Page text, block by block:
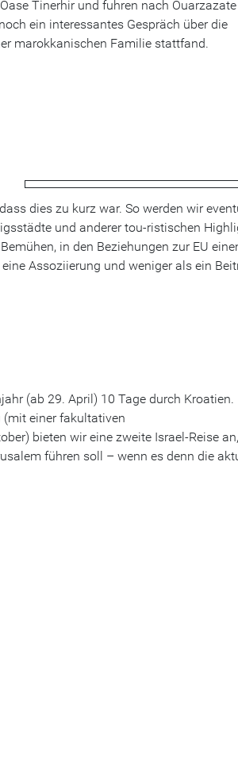
Tinerhir und fuhren nach
ein interessantes Gespräch über die
marokkanischen Familie stattfand.
dies zu kurz war. So werden wir
und anderer tou-ristischen
in den Beziehungen zur EU
Assoziierung und weniger als ein
(ab 29. April) 10 Tage durch Kroatien.
einer fakultativen
bieten wir eine zweite Israel-Reise
führen soll – wenn es denn die